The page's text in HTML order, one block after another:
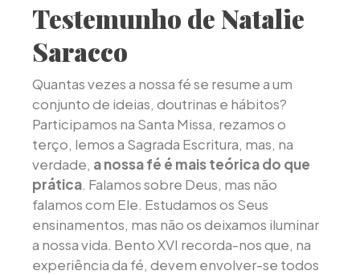
Testemunho de Natalie
Saracco
Quantas vezes a nossa fé se resume a um
conjunto de ideias, doutrinas e hábitos?
Participamos na Santa Missa, rezamos o
terço, lemos a Sagrada Escritura, mas, na
verdade, a nossa fé é mais teórica do que
prática. Falamos sobre Deus, mas não
falamos com Ele. Estudamos os Seus
ensinamentos, mas não os deixamos iluminar
a nossa vida. Bento XVI recorda-nos que, na
experiência da fé, devem envolver-se todos